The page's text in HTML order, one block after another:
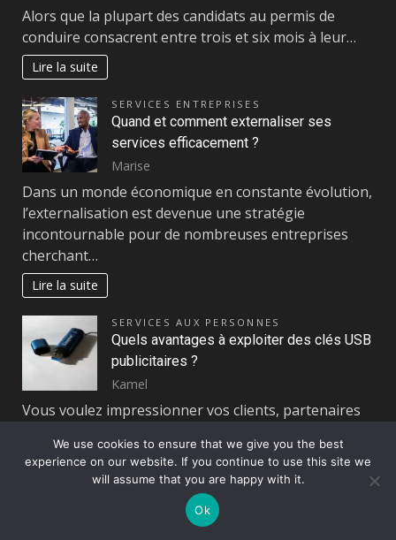
Alors que la plupart des candidats au permis de
conduire consacrent entre trois et six mois à leur…
Lire la suite
SERVICES ENTREPRISES
Quand et comment externaliser ses
services efficacement ?
Marise
Dans un monde économique en constante évolution,
l’externalisation est devenue une stratégie
incontournable pour de nombreuses entreprises
cherchant…
Lire la suite
SERVICES AUX PERSONNES
Quels avantages à exploiter des clés USB
publicitaires ?
Kamel
Vous voulez impressionner vos clients, partenaires
cadeaux publicitaires ? Optez pour…
Lire la suite
We use cookies to ensure that we give you the best
experience on our website. If you continue to use this site we
will assume that you are happy with it.
Ok